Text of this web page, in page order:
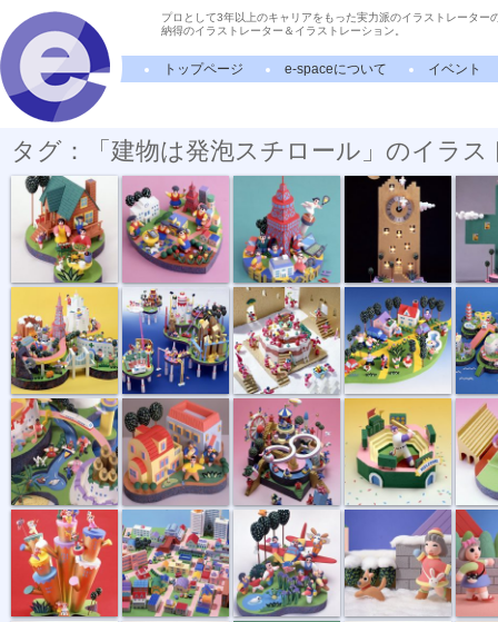
プロとして3年以上のキャリアをもった実力派のイラストレーター
納得のイラストレーター＆イラストレーション。
トップページ e-spaceについて イベント
タグ：「建物は発泡スチロール」のイラス
別荘生活 女子学生一人... 東京一人暮らし 深夜電力 クリ
ダイヤモンド... エスカ 遠隔... ベルクポスター 住宅メーカー... 都市
ツクダカタロ... 田舎に住もう ギフト遊園地... 憧れのスタジ... ノー
キンダーブッ... 街の俯瞰図 五月晴れ 雪道の散歩 しば
数字遊び 桜の家 綱引き 別荘生活 なわ